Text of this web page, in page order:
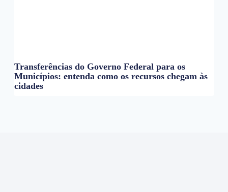
Transferências do Governo Federal para os
Municípios: entenda como os recursos chegam às
cidades